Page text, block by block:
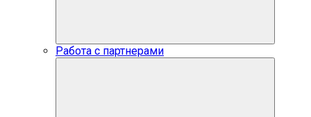
Работа с партнерами